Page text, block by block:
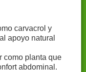
carvacrol y
apoyo natural
como planta que
abdominal.